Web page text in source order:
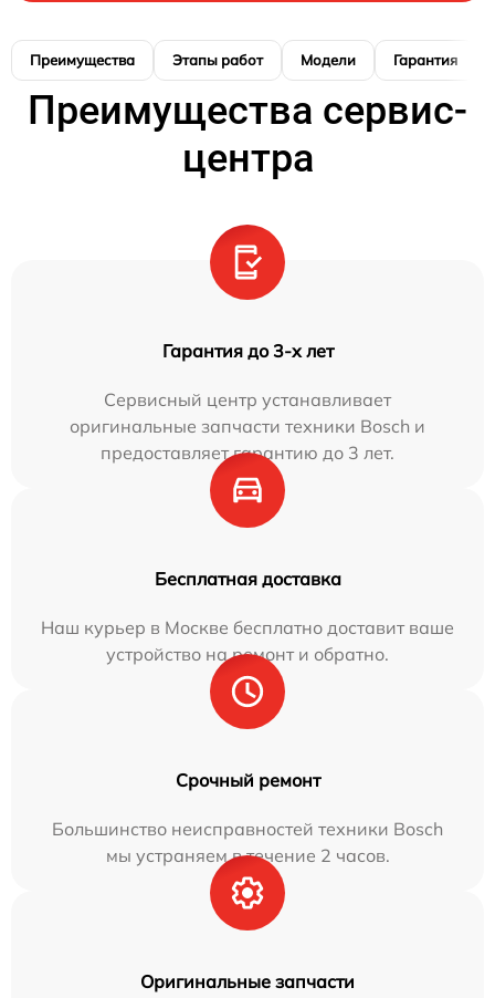
Преимущества Этапы работ Модели Гарантия
Преимущества сервис-
центра
Гарантия до 3-х лет
Сервисный центр устанавливает
оригинальные запчасти техники Bosch и
предоставляет гарантию до 3 лет.
Бесплатная доставка
Наш курьер в Москве бесплатно доставит ваше
устройство на ремонт и обратно.
Срочный ремонт
Большинство неисправностей техники Bosch
мы устраняем в течение 2 часов.
Оригинальные запчасти